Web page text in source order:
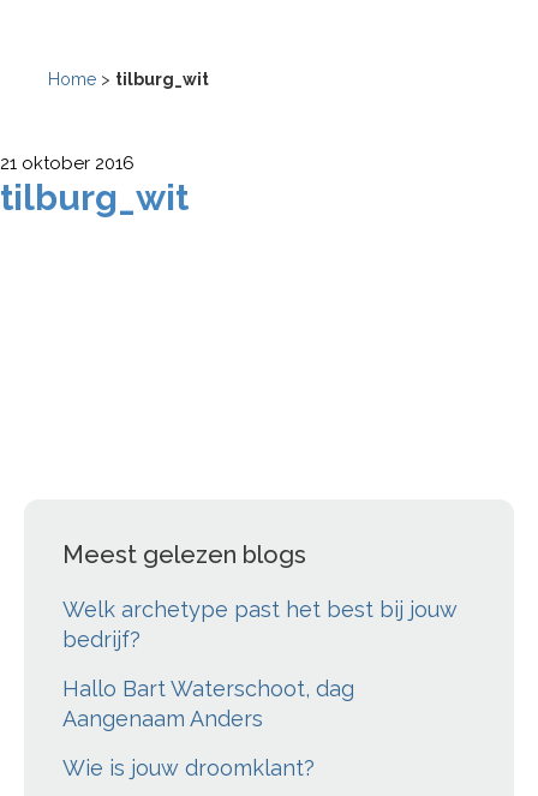
Home > tilburg_wit
21 oktober 2016
tilburg_wit
Meest gelezen blogs
Welk archetype past het best bij jouw
bedrijf?
Hallo Bart Waterschoot, dag
Aangenaam Anders
Wie is jouw droomklant?